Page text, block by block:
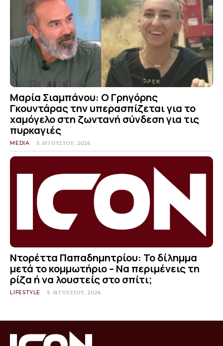
Μαρία Σιαμπάνου: Ο Γρηγόρης
Γκουντάρας την υπερασπίζεται για το
χαμόγελο στη ζωντανή σύνδεση για τις
πυρκαγιές
MEDIA 5 ΑΥΓΟΎΣΤΟΥ, 2026
Ντορέττα Παπαδημητρίου: Το δίλημμα
μετά το κομμωτήριο – Να περιμένεις τη
ρίζα ή να λουστείς στο σπίτι;
LIFESTYLE 5 ΑΥΓΟΎΣΤΟΥ, 2026